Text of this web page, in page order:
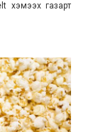
хэмээх газарт